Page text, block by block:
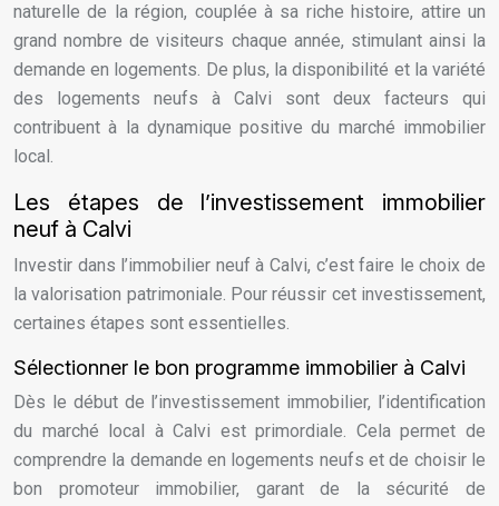
naturelle de la région, couplée à sa riche histoire, attire un
grand nombre de visiteurs chaque année, stimulant ainsi la
demande en logements. De plus, la disponibilité et la variété
des logements neufs à Calvi sont deux facteurs qui
contribuent à la dynamique positive du marché immobilier
local.
Les étapes de l’investissement immobilier
neuf à Calvi
Investir dans l’immobilier neuf à Calvi, c’est faire le choix de
la valorisation patrimoniale. Pour réussir cet investissement,
certaines étapes sont essentielles.
Sélectionner le bon programme immobilier à Calvi
Dès le début de l’investissement immobilier, l’identification
du marché local à Calvi est primordiale. Cela permet de
comprendre la demande en logements neufs et de choisir le
bon promoteur immobilier, garant de la sécurité de